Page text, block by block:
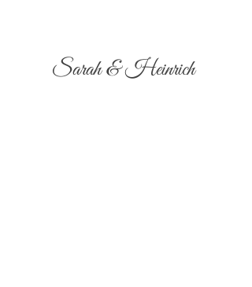
Sarah & Heinrich